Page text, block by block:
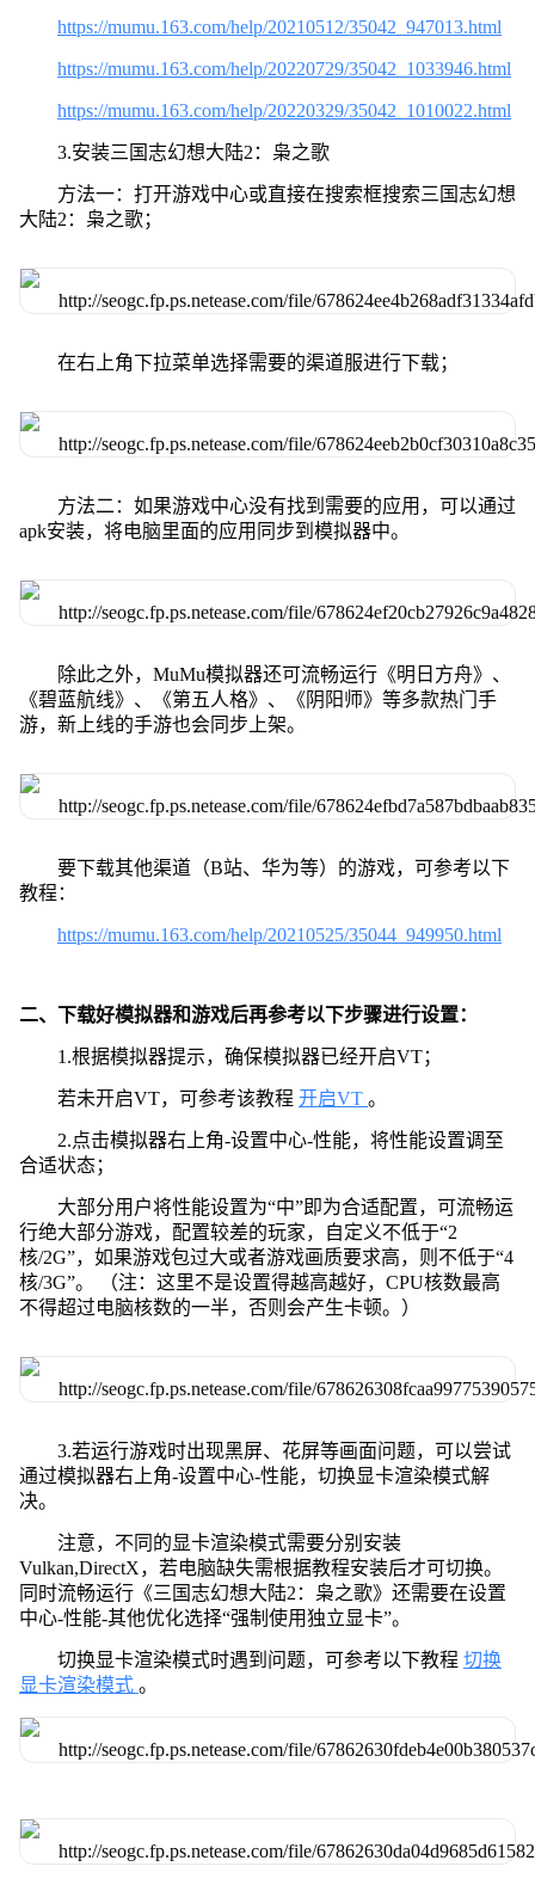
https://mumu.163.com/help/20210512/35042_947013.html
https://mumu.163.com/help/20220729/35042_1033946.html
https://mumu.163.com/help/20220329/35042_1010022.html
3.安装三国志幻想大陆2：枭之歌
方法一：打开游戏中心或直接在搜索框搜索三国志幻想
大陆2：枭之歌；
在右上角下拉菜单选择需要的渠道服进行下载；
方法二：如果游戏中心没有找到需要的应用，可以通过
apk安装，将电脑里面的应用同步到模拟器中。
除此之外，MuMu模拟器还可流畅运行《明日方舟》、
《碧蓝航线》、《第五人格》、《阴阳师》等多款热门手
游，新上线的手游也会同步上架。
要下载其他渠道（B站、华为等）的游戏，可参考以下
教程：
https://mumu.163.com/help/20210525/35044_949950.html
二、下载好模拟器和游戏后再参考以下步骤进行设置：
1.根据模拟器提示，确保模拟器已经开启VT；
若未开启VT，可参考该教程 开启VT 。
2.点击模拟器右上角-设置中心-性能，将性能设置调至
合适状态；
大部分用户将性能设置为“中”即为合适配置，可流畅运
行绝大部分游戏，配置较差的玩家，自定义不低于“2
核/2G”，如果游戏包过大或者游戏画质要求高，则不低于“4
核/3G”。 （注：这里不是设置得越高越好，CPU核数最高
不得超过电脑核数的一半，否则会产生卡顿。）
3.若运行游戏时出现黑屏、花屏等画面问题，可以尝试
通过模拟器右上角-设置中心-性能，切换显卡渲染模式解
决。
注意，不同的显卡渲染模式需要分别安装
Vulkan,DirectX，若电脑缺失需根据教程安装后才可切换。
同时流畅运行《三国志幻想大陆2：枭之歌》还需要在设置
中心-性能-其他优化选择“强制使用独立显卡”。
切换显卡渲染模式时遇到问题，可参考以下教程 切换
显卡渲染模式 。